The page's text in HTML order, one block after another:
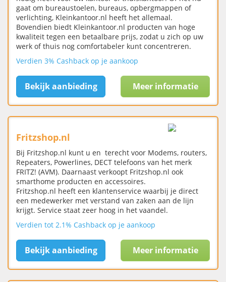
gaat om bureaustoelen, bureaus, opbergmappen of
verlichting, Kleinkantoor.nl heeft het allemaal.
Bovendien biedt Kleinkantoor.nl producten van hoge
kwaliteit tegen een betaalbare prijs, zodat u zich op uw
werk of thuis nog comfortabeler kunt concentreren.
Verdien 3% Cashback op je aankoop
Bekijk aanbieding Meer informatie
Fritzshop.nl
Bij Fritzshop.nl kunt u en terecht voor Modems, routers,
Repeaters, Powerlines, DECT telefoons van het merk
FRITZ! (AVM). Daarnaast verkoopt Fritzshop.nl ook
smarthome producten en accessoires.
Fritzshop.nl heeft een klantenservice waarbij je direct
een medewerker met verstand van zaken aan de lijn
krijgt. Service staat zeer hoog in het vaandel.
Verdien tot 2.1% Cashback op je aankoop
Bekijk aanbieding Meer informatie